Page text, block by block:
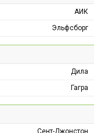
АИК
Эльфсборг
Дила
Гагра